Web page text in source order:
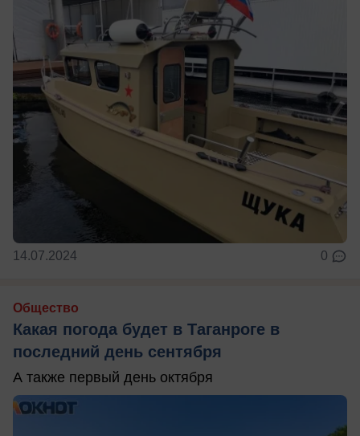
14.07.2024 0
Общество
Какая погода будет в Таганроге в
последний день сентября
А также первый день октября